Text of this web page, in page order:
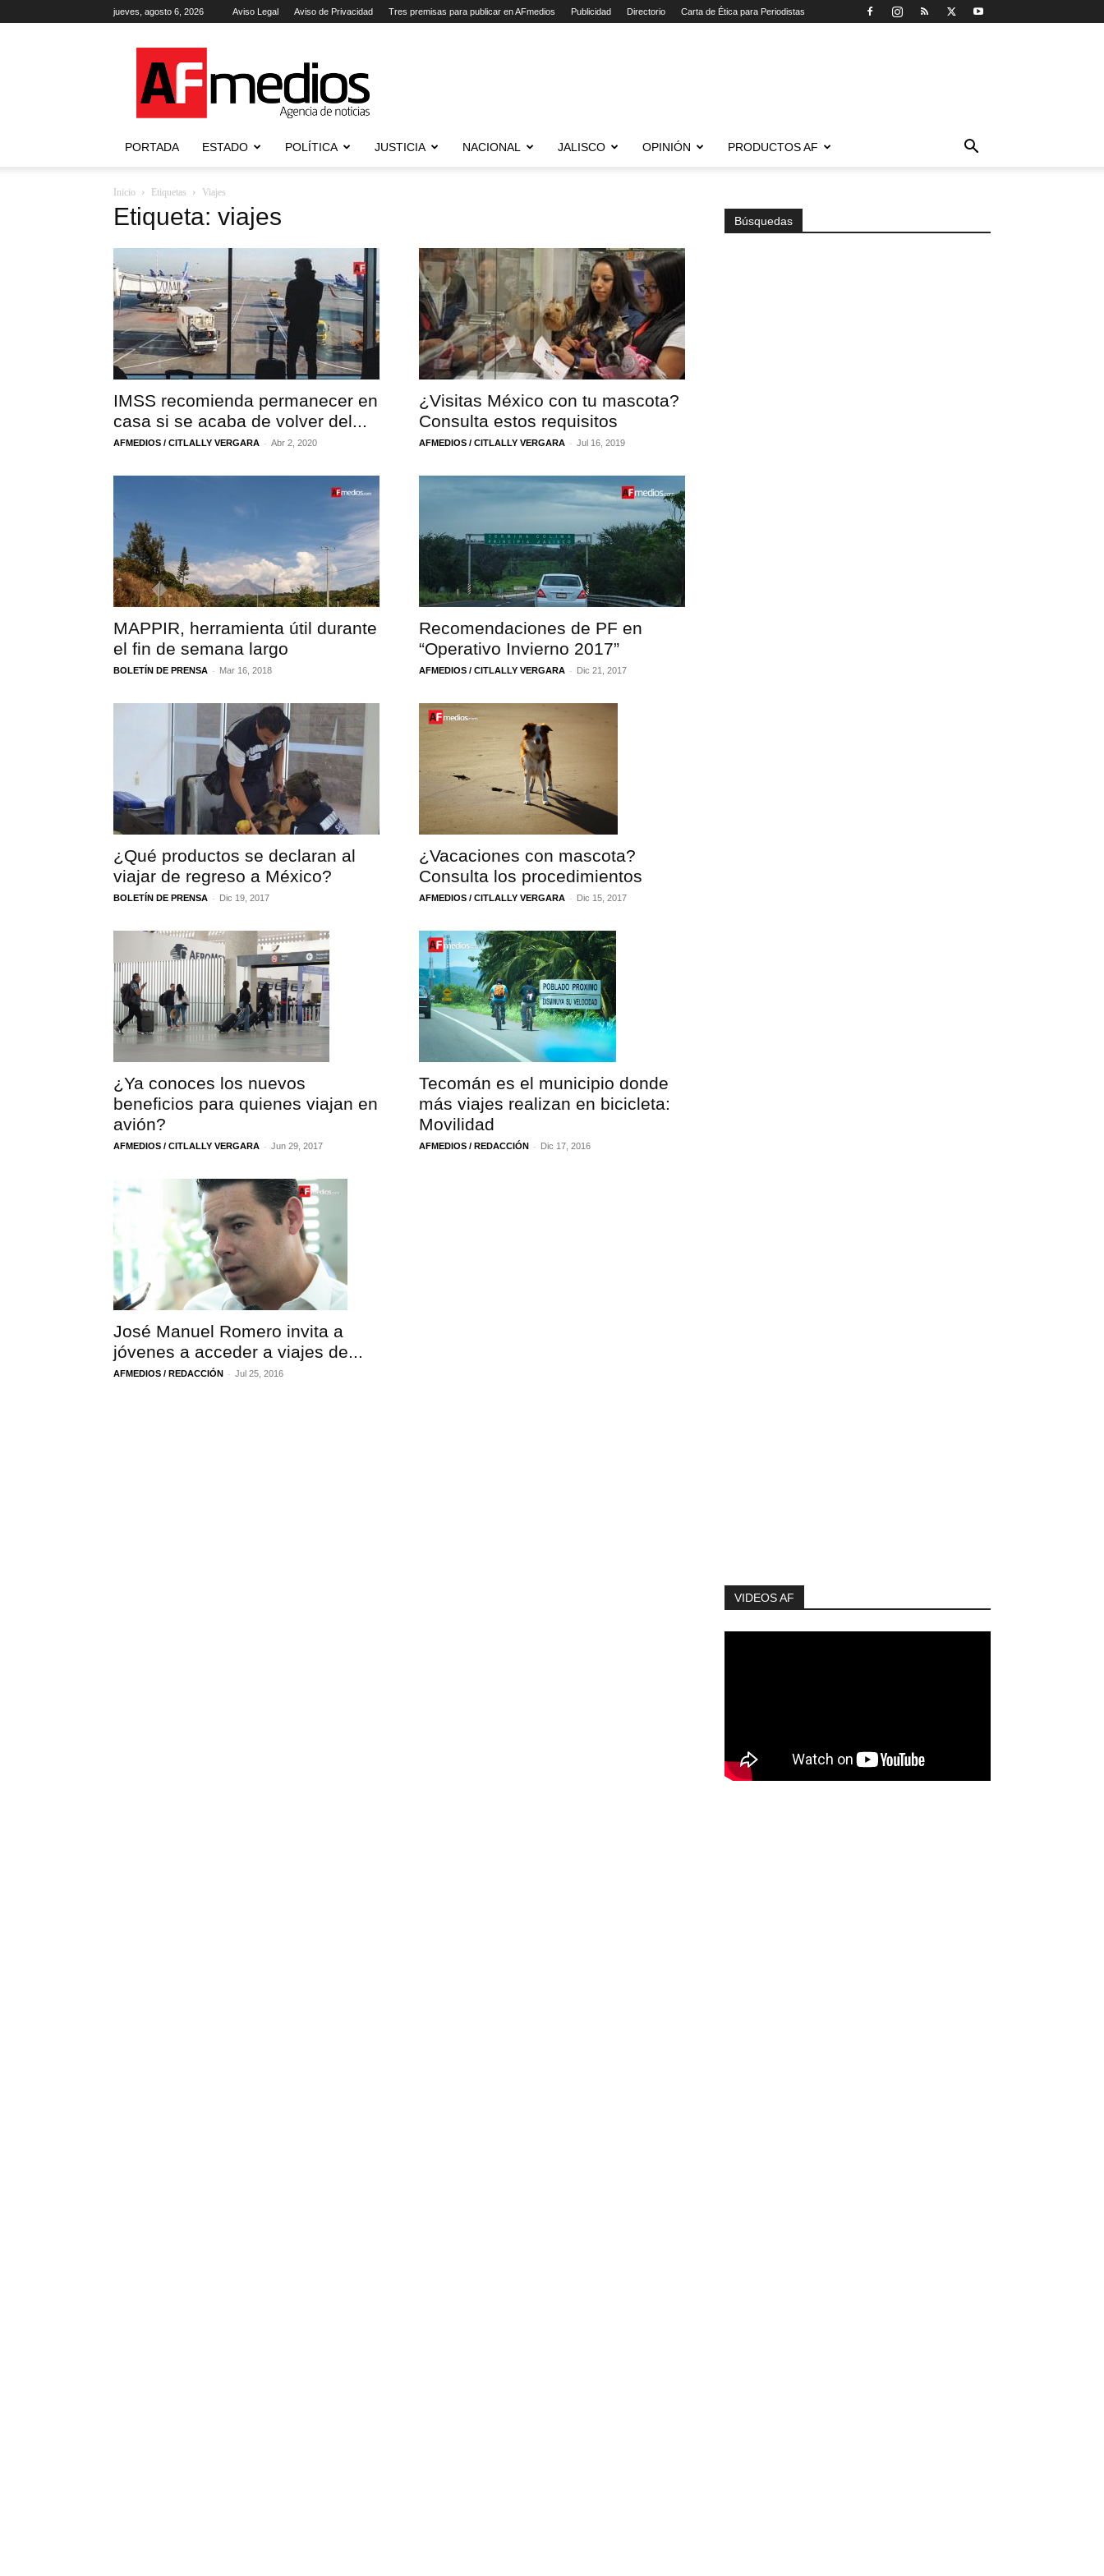
jueves, agosto 6, 2026 Aviso Legal Aviso de Privacidad Tres premisas para publicar en AFmedios Publicidad Directorio Carta de Ética para Periodistas
Agencia
de
Noticias
PORTADA ESTADO POLÍTICA JUSTICIA NACIONAL JALISCO OPINIÓN PRODUCTOS AF
Inicio Etiquetas Viajes
Etiqueta: viajes
IMSS recomienda permanecer en
casa si se acaba de volver del...
AFMEDIOS / CITLALLY VERGARA - Abr 2, 2020
¿Visitas México con tu mascota?
Consulta estos requisitos
AFMEDIOS / CITLALLY VERGARA - Jul 16, 2019
MAPPIR, herramienta útil durante
el fin de semana largo
BOLETÍN DE PRENSA - Mar 16, 2018
Recomendaciones de PF en
“Operativo Invierno 2017”
AFMEDIOS / CITLALLY VERGARA - Dic 21, 2017
¿Qué productos se declaran al
viajar de regreso a México?
BOLETÍN DE PRENSA - Dic 19, 2017
¿Vacaciones con mascota?
Consulta los procedimientos
AFMEDIOS / CITLALLY VERGARA - Dic 15, 2017
¿Ya conoces los nuevos
beneficios para quienes viajan en
avión?
AFMEDIOS / CITLALLY VERGARA - Jun 29, 2017
Tecomán es el municipio donde
más viajes realizan en bicicleta:
Movilidad
AFMEDIOS / REDACCIÓN - Dic 17, 2016
José Manuel Romero invita a
jóvenes a acceder a viajes de...
AFMEDIOS / REDACCIÓN - Jul 25, 2016
Búsquedas
VIDEOS AF